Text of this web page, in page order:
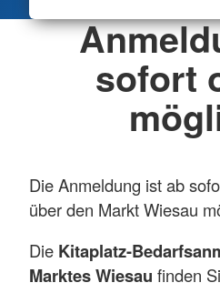
sofort
Die Anmeldung ist ab
über den Markt Wiesau
Die Kitaplatz-
Marktes Wiesau finden